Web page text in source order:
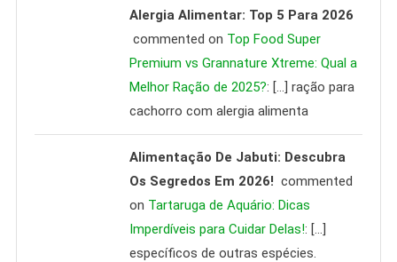
Alergia Alimentar: Top 5 Para 2026
commented on Top Food Super
Premium vs Grannature Xtreme: Qual a
Melhor Ração de 2025?: […] ração para
cachorro com alergia alimenta
Alimentação De Jabuti: Descubra
Os Segredos Em 2026! commented
on Tartaruga de Aquário: Dicas
Imperdíveis para Cuidar Delas!: […]
específicos de outras espécies.